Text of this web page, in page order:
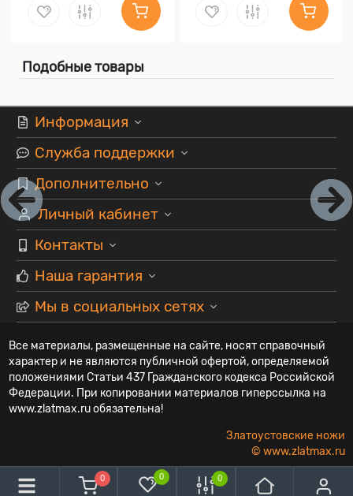
0 0 0
Подобные товары
Информация
Служба поддержки
Дополнительно
Личный кабинет
Контакты
Наша гарантия
Мы в социальных сетях
Все материалы, размещенные на сайте, носят справочный
характер и не являются публичной офертой, определяемой
положениями Статьи 437 Гражданского кодекса Российской
Федерации. При копировании материалов гиперссылка на
www.zlatmax.ru обязательна!
Златоустовские ножи
© www.zlatmax.ru